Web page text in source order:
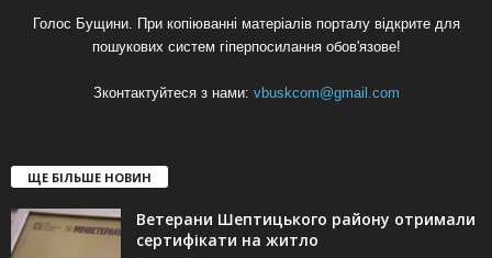
Голос Бущини. При копіюванні матеріалів порталу відкрите для
пошукових систем гіперпосилання обов'язове!
Зконтактуйтеся з нами: vbuskcom@gmail.com
ЩЕ БІЛЬШЕ НОВИН
Ветерани Шептицького району отримали
сертифікати на житло